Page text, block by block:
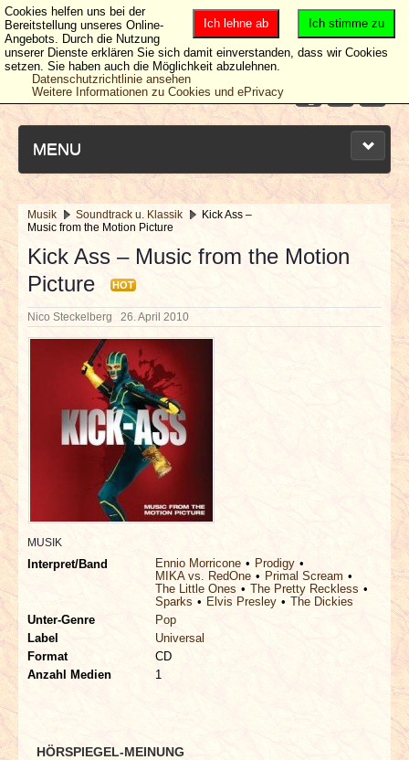
MENU
NEUESTE ARTIKEL
NEWS & DATES
BERICHTE
VERLOSUNGEN
INTERVIEWS
SPECIALS
REDAKTION
LINKS
Musik Soundtrack u. Klassik
Kick Ass –
Music from the Motion Picture
Kick Ass – Music from the Motion
Picture
HOT
Nico Steckelberg 26. April 2010
MUSIK
Interpret/Band Ennio Morricone
Prodigy
MIKA vs. RedOne
Primal Scream
The Little Ones
The Pretty Reckless
Sparks
Elvis Presley
The Dickies
Unter-Genre
Pop
Label
Universal
Format
CD
Anzahl Medien
1
HÖRSPIEGEL-MEINUNG
Ich stimme zu
Ich lehne ab
Cookies helfen uns bei der
Bereitstellung unseres Online-
Angebots. Durch die Nutzung
unserer Dienste erklären Sie sich damit einverstanden, dass wir Cookies
setzen. Sie haben auch die Möglichkeit abzulehnen.
Datenschutzrichtlinie ansehen
Weitere Informationen zu Cookies und ePrivacy